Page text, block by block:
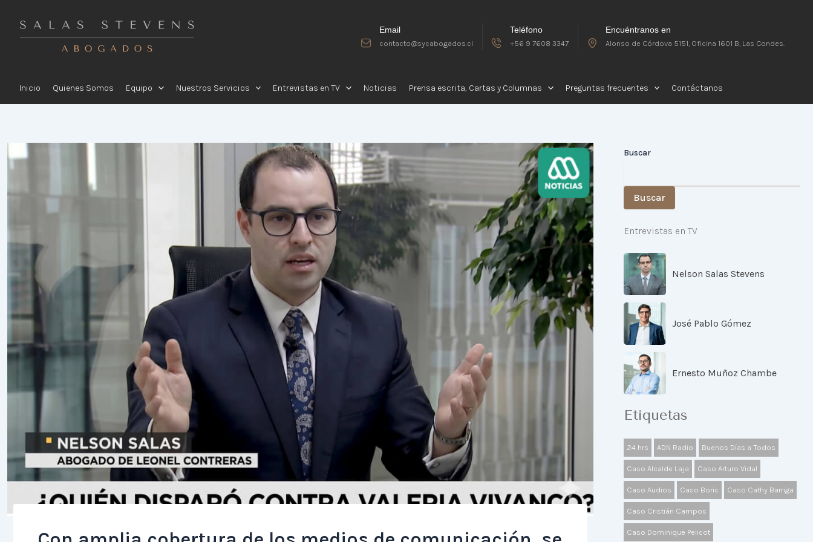
contenido
Email
contacto@sycabogados.cl
Teléfono
+56 9 7608 3347
Encuéntranos en
Alonso de Córdova 5151, Oficina 1601 B, Las Condes.
Inicio Quienes Somos Equipo Nuestros Servicios Entrevistas en TV Noticias Prensa escrita, Cartas y Columnas Preguntas frecuentes Contáctanos
Buscar
Buscar
Entrevistas en TV
Nelson Salas Stevens
José Pablo Gómez
Ernesto Muñoz Chambe
Etiquetas
24 hrs ADN Radio Buenos Días a Todos
Caso Alcalde Laja Caso Arturo Vidal
Caso Audios Caso Boric Caso Cathy Barriga
Caso Cristián Campos
Caso Dominique Pelicot